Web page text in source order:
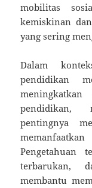
mobilitas
kemiskinan
yang sering
Dalam
pendidikan
pendidikan,
pentingnya
Pengetahuan
terbarukan,
membantu